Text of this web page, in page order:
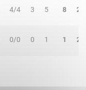
4/4 3 5 8 2
0/0 0 1 1 2